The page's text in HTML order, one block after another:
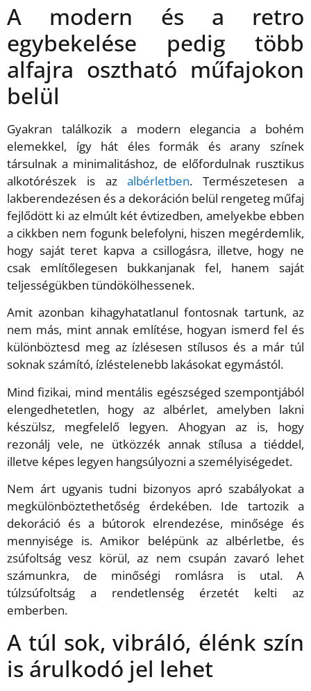
A modern és a retro
egybekelése pedig több
alfajra osztható műfajokon
belül
Gyakran találkozik a modern elegancia a bohém
elemekkel, így hát éles formák és arany színek
társulnak a minimalitáshoz, de előfordulnak rusztikus
alkotórészek is azalbérletben. Természetesen a
lakberendezésen és a dekoráción belül rengeteg műfaj
fejlődött ki az elmúlt két évtizedben, amelyekbe ebben
a cikkben nem fogunk belefolyni, hiszen megérdemlik,
hogy saját teret kapva a csillogásra, illetve, hogy ne
csak említőlegesen bukkanjanak fel, hanem saját
teljességükben tündökölhessenek.
Amit azonban kihagyhatatlanul fontosnak tartunk, az
nem más, mint annak említése, hogyan ismerd fel és
különböztesd meg az ízlésesen stílusos és a már túl
soknak számító, ízléstelenebb lakásokat egymástól.
Mind fizikai, mind mentális egészséged szempontjából
elengedhetetlen, hogy az albérlet, amelyben lakni
készülsz, megfelelő legyen. Ahogyan az is, hogy
rezonálj vele, ne ütközzék annak stílusa a tiéddel,
illetve képes legyen hangsúlyozni a személyiségedet.
Nem árt ugyanis tudni bizonyos apró szabályokat a
megkülönböztethetőség érdekében. Ide tartozik a
dekoráció és a bútorok elrendezése, minősége és
mennyisége is. Amikor belépünk az albérletbe, és
zsúfoltság vesz körül, az nem csupán zavaró lehet
számunkra, de minőségi romlásra is utal. A
túlzsúfoltság a rendetlenség érzetét kelti az
emberben.
A túl sok, vibráló, élénk szín
is árulkodó jel lehet